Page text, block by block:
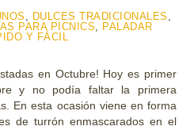
, DULCES TRADICIONALES ,
PARA PICNICS, PALADAR
Y FÁCIL
en Octubre! Hoy es primer
y no podía faltar la primera
En esta ocasión viene en forma
de turrón enmascarados en el